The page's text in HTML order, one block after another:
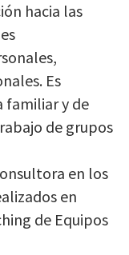
hacia las
Es
familiar y de
de grupos
en los
en
de Equipos